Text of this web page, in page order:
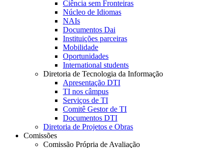
Ciência sem Fronteiras
Núcleo de Idiomas
NAIs
Documentos Dai
Instituições parceiras
Mobilidade
Oportunidades
International students
Diretoria de Tecnologia da Informação
Apresentação DTI
TI nos câmpus
Serviços de TI
Comitê Gestor de TI
Documentos DTI
Diretoria de Projetos e Obras
Comissões
Comissão Própria de Avaliação